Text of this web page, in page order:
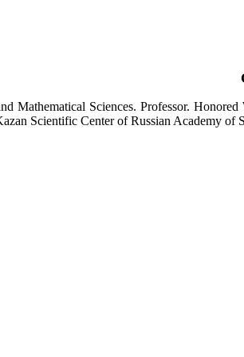
Mathematical Sciences. Professor.
Scientific Center of Russian Academy